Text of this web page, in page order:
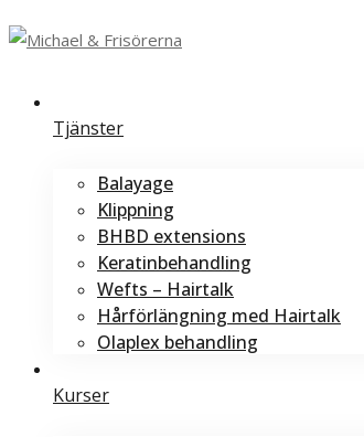
Tjänster
Balayage
Klippning
BHBD extensions
Keratinbehandling
Wefts – Hairtalk
Hårförlängning med Hairtalk
Olaplex behandling
Kurser